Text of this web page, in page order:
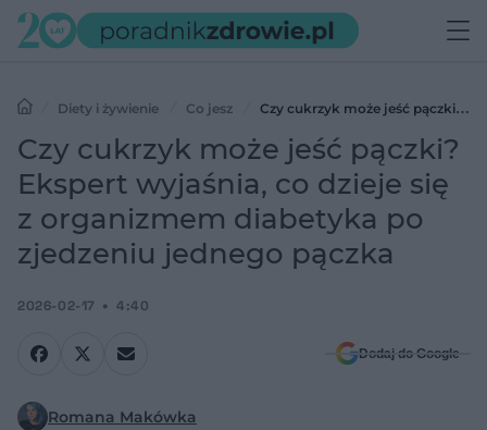
Diety i żywienie Co jesz
Czy cukrzyk może jeść pączki?
Ekspert wyjaśnia, co dzieje się z organizmem diabetyka po zjedzeniu
jednego pączka
Czy cukrzyk może jeść pączki?
Ekspert wyjaśnia, co dzieje się
z organizmem diabetyka po
zjedzeniu jednego pączka
2026-02-17 4:40
Dodaj do Google
Romana Makówka